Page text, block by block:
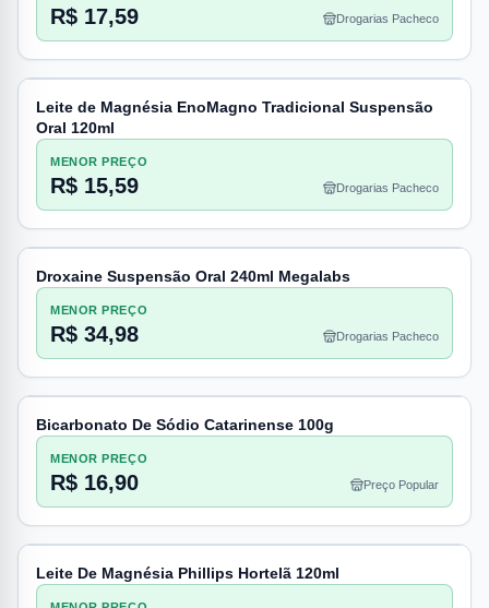
R$ 17,59 Drogarias Pacheco
Leite de Magnésia EnoMagno Tradicional Suspensão
Oral 120ml
MENOR PREÇO
R$ 15,59 Drogarias Pacheco
Droxaine Suspensão Oral 240ml Megalabs
MENOR PREÇO
R$ 34,98 Drogarias Pacheco
Bicarbonato De Sódio Catarinense 100g
MENOR PREÇO
R$ 16,90 Preço Popular
Leite De Magnésia Phillips Hortelã 120ml